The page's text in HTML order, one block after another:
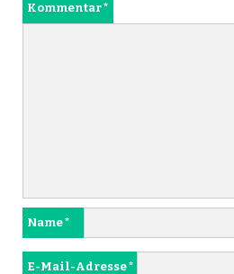
Kommentar*
Name*
E-Mail-Adresse*